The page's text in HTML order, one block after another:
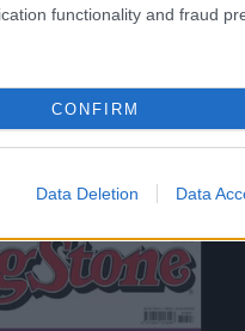
functionality and fraud
CONFIRM
Data Deletion Data
venga. Ci
apocalittici è